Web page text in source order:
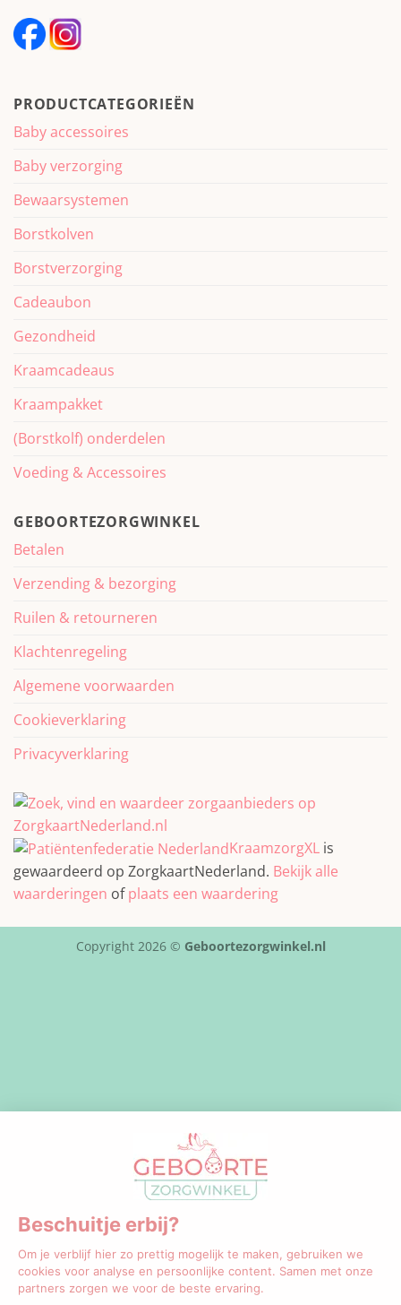
PRODUCTCATEGORIEËN
Baby accessoires
Baby verzorging
Bewaarsystemen
Borstkolven
Borstverzorging
Cadeaubon
Gezondheid
Kraamcadeaus
Kraampakket
(Borstkolf) onderdelen
Voeding & Accessoires
GEBOORTEZORGWINKEL
Betalen
Verzending & bezorging
Ruilen & retourneren
Klachtenregeling
Algemene voorwaarden
Cookieverklaring
Privacyverklaring
KraamzorgXL is
gewaardeerd op ZorgkaartNederland. Bekijk alle
waarderingen ofplaats een waardering
Copyright 2026 © Geboortezorgwinkel.nl